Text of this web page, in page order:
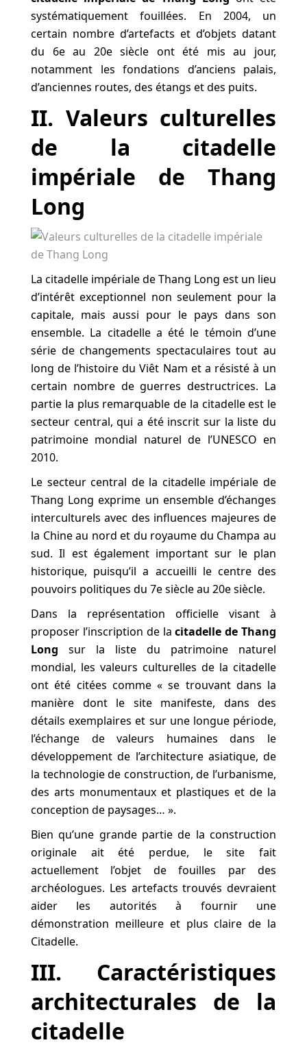
systématiquement fouillées. En 2004, un
certain nombre d’artefacts et d’objets datant
du 6e au 20e siècle ont été mis au jour,
notamment les fondations d’anciens palais,
d’anciennes routes, des étangs et des puits.
II. Valeurs culturelles
de la citadelle
impériale de Thang
Long
La citadelle impériale de Thang Long est un lieu
d’intérêt exceptionnel non seulement pour la
capitale, mais aussi pour le pays dans son
ensemble. La citadelle a été le témoin d’une
série de changements spectaculaires tout au
long de l’histoire du Viêt Nam et a résisté à un
certain nombre de guerres destructrices. La
partie la plus remarquable de la citadelle est le
secteur central, qui a été inscrit sur la liste du
patrimoine mondial naturel de l’UNESCO en
2010.
Le secteur central de la citadelle impériale de
Thang Long exprime un ensemble d’échanges
interculturels avec des influences majeures de
la Chine au nord et du royaume du Champa au
sud. Il est également important sur le plan
historique, puisqu’il a accueilli le centre des
pouvoirs politiques du 7e siècle au 20e siècle.
Dans la représentation officielle visant à
proposer l’inscription de lacitadelle de Thang
Long sur la liste du patrimoine naturel
mondial, les valeurs culturelles de la citadelle
ont été citées comme « se trouvant dans la
manière dont le site manifeste, dans des
détails exemplaires et sur une longue période,
l’échange de valeurs humaines dans le
développement de l’architecture asiatique, de
la technologie de construction, de l’urbanisme,
des arts monumentaux et plastiques et de la
conception de paysages… ».
Bien qu’une grande partie de la construction
originale ait été perdue, le site fait
actuellement l’objet de fouilles par des
archéologues. Les artefacts trouvés devraient
aider les autorités à fournir une
démonstration meilleure et plus claire de la
Citadelle.
III. Caractéristiques
architecturales de la
citadelle